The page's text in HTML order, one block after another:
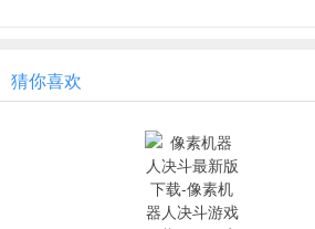
猜你喜欢